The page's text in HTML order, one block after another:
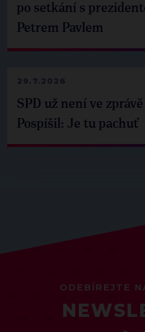
po setkání s
Petrem Pavlem
29.7.2026
SPD už není ve
Pospíšil: Je tu pachuť
ODEBÍREJTE